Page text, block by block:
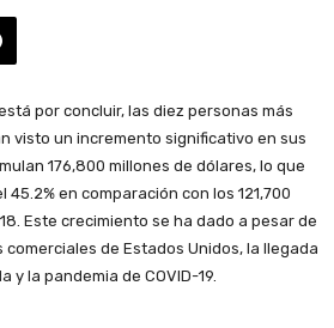
por concluir, las diez personas más
visto un incremento significativo en sus
176,800 millones de dólares, lo que
en comparación con los 121,700
Este crecimiento se ha dado a pesar de
de Estados Unidos, la llegada
y la pandemia de COVID-19.